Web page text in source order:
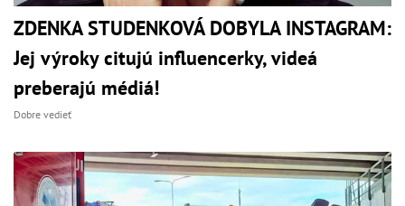
ZDENKA STUDENKOVÁ DOBYLA INSTAGRAM:
Jej výroky citujú influencerky, videá
preberajú médiá!
Dobre vedieť